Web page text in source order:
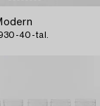
40-tal.